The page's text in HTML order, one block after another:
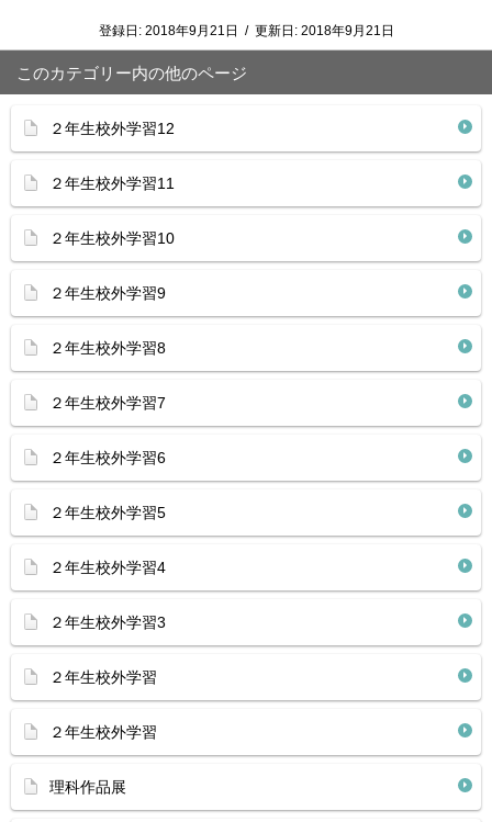
登録日: 2018年9月21日 / 更新日: 2018年9月21日
このカテゴリー内の他のページ
２年生校外学習12
２年生校外学習11
２年生校外学習10
２年生校外学習9
２年生校外学習8
２年生校外学習7
２年生校外学習6
２年生校外学習5
２年生校外学習4
２年生校外学習3
２年生校外学習
２年生校外学習
理科作品展